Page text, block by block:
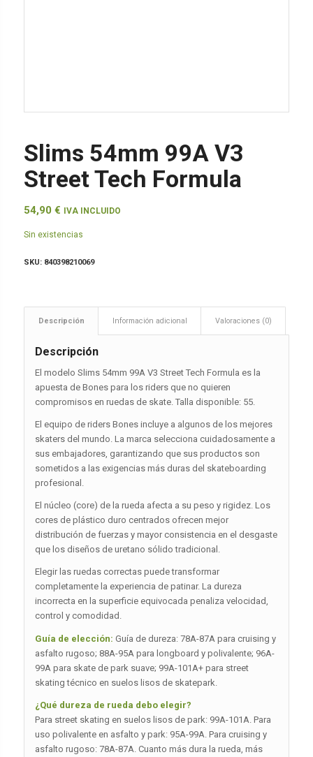
Slims 54mm 99A V3
Street Tech Formula
54,90 € IVA INCLUIDO
Sin existencias
SKU: 840398210069
Descripción Información adicional Valoraciones (0)
Descripción
El modelo Slims 54mm 99A V3 Street Tech Formula es la
apuesta de Bones para los riders que no quieren
compromisos en ruedas de skate. Talla disponible: 55.
El equipo de riders Bones incluye a algunos de los mejores
skaters del mundo. La marca selecciona cuidadosamente a
sus embajadores, garantizando que sus productos son
sometidos a las exigencias más duras del skateboarding
profesional.
El núcleo (core) de la rueda afecta a su peso y rigidez. Los
cores de plástico duro centrados ofrecen mejor
distribución de fuerzas y mayor consistencia en el desgaste
que los diseños de uretano sólido tradicional.
Elegir las ruedas correctas puede transformar
completamente la experiencia de patinar. La dureza
incorrecta en la superficie equivocada penaliza velocidad,
control y comodidad.
Guía de elección: Guía de dureza: 78A-87A para cruising y
asfalto rugoso; 88A-95A para longboard y polivalente; 96A-
99A para skate de park suave; 99A-101A+ para street
skating técnico en suelos lisos de skatepark.
¿Qué dureza de rueda debo elegir?
Para street skating en suelos lisos de park: 99A-101A. Para
uso polivalente en asfalto y park: 95A-99A. Para cruising y
asfalto rugoso: 78A-87A. Cuanto más dura la rueda, más